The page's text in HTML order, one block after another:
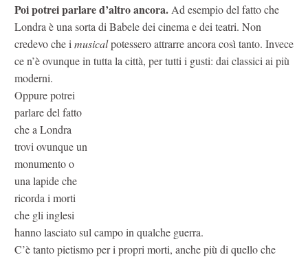
Poi potrei parlare d’altro ancora. Ad esempio del fatto che
Londra è una sorta di Babele dei cinema e dei teatri. Non
credevo che i musicalpotessero attrarre ancora così tanto. Invece
ce n’è ovunque in tutta la città, per tutti i gusti: dai classici ai più
moderni.
Oppure potrei
parlare del fatto
che a Londra
trovi ovunque un
monumento o
una lapide che
ricorda i morti
che gli inglesi
hanno lasciato sul campo in qualche guerra.
C’è tanto pietismo per i propri morti, anche più di quello che